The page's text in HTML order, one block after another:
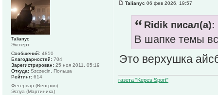
Talianyc 06 фев 2026, 19:57
Ridik писал(а):
В шапке темы
Это верхушка
газета "Kepes Sport"
Talianyc
Эксперт
Сообщений: 4850
Благодарностей: 704
Зарегистрирован: 25 ноя 2011, 05:19
Откуда: Szczecin, Польша
Рейтинг: 614
Фегервар (Венгрия)
Эспуа (Мартиника)